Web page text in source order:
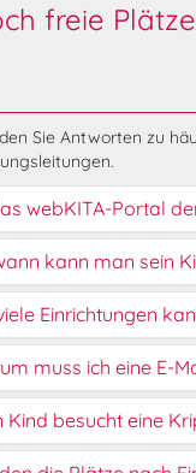
freie
Sie Antworten zu
webKITA-Portal
kann man sein
Einrichtungen
muss ich eine E-
Kind besucht eine